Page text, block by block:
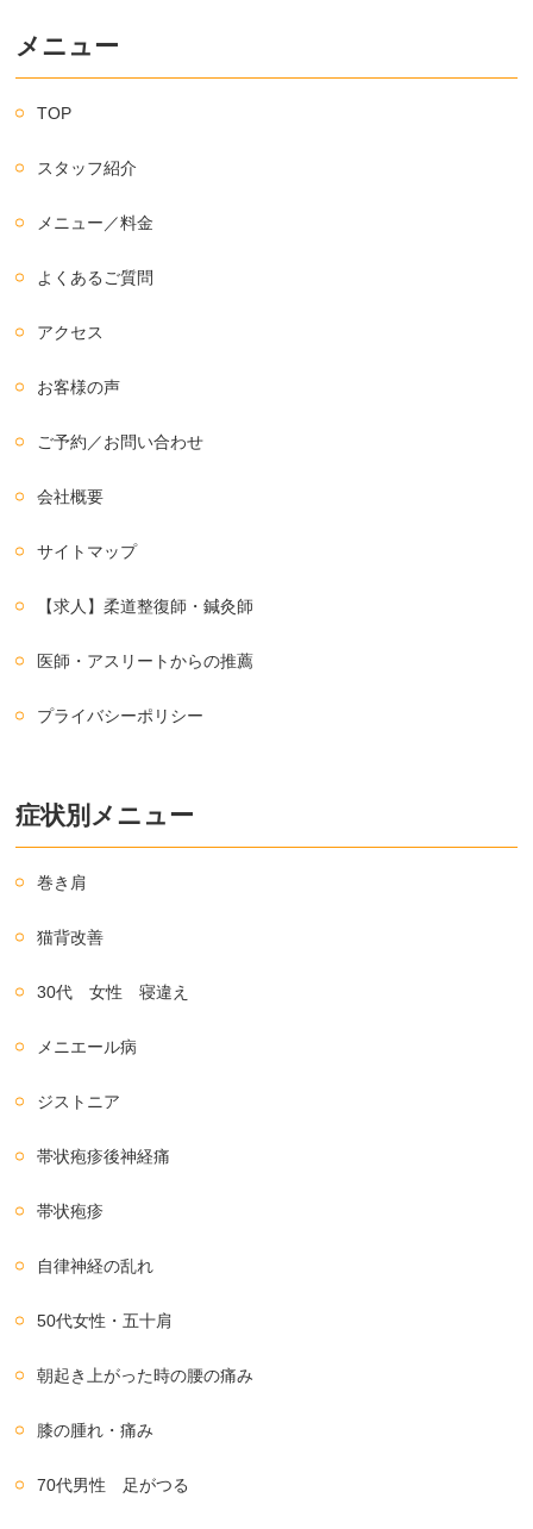
メニュー
TOP
スタッフ紹介
メニュー／料金
よくあるご質問
アクセス
お客様の声
ご予約／お問い合わせ
会社概要
サイトマップ
【求人】柔道整復師・鍼灸師
医師・アスリートからの推薦
プライバシーポリシー
症状別メニュー
巻き肩
猫背改善
30代 女性 寝違え
メニエール病
ジストニア
帯状疱疹後神経痛
帯状疱疹
自律神経の乱れ
50代女性・五十肩
朝起き上がった時の腰の痛み
膝の腫れ・痛み
70代男性 足がつる